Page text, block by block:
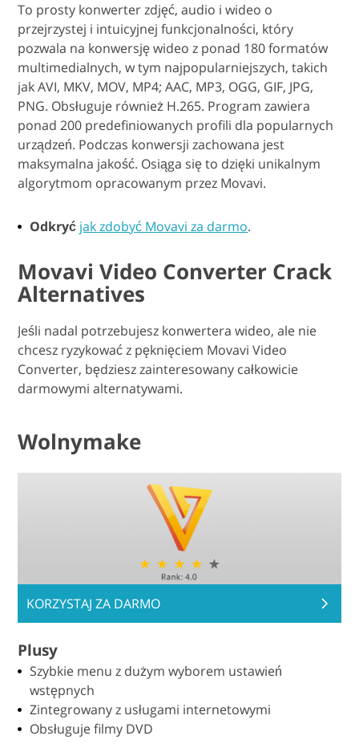
To prosty konwerter zdjęć, audio i wideo o
przejrzystej i intuicyjnej funkcjonalności, który
pozwala na konwersję wideo z ponad 180 formatów
multimedialnych, w tym najpopularniejszych, takich
jak AVI, MKV, MOV, MP4; AAC, MP3, OGG, GIF, JPG,
PNG. Obsługuje również H.265. Program zawiera
ponad 200 predefiniowanych profili dla popularnych
urządzeń. Podczas konwersji zachowana jest
maksymalna jakość. Osiąga się to dzięki unikalnym
algorytmom opracowanym przez Movavi.
Odkryć jak zdobyć Movavi za darmo.
Movavi Video Converter Crack
Alternatives
Jeśli nadal potrzebujesz konwertera wideo, ale nie
chcesz ryzykować z pęknięciem Movavi Video
Converter, będziesz zainteresowany całkowicie
darmowymi alternatywami.
Wolnymake
KORZYSTAJ ZA DARMO
Plusy
Szybkie menu z dużym wyborem ustawień
wstępnych
Zintegrowany z usługami internetowymi
Obsługuje filmy DVD